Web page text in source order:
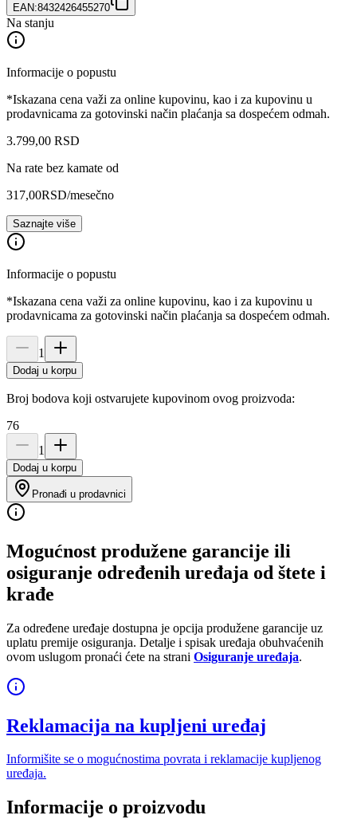
EAN:8432426455270
Na stanju
Informacije o popustu
*Iskazana cena važi za online kupovinu, kao i za kupovinu u
prodavnicama za gotovinski način plaćanja sa dospećem odmah.
3.799,00 RSD
Na rate bez kamate od
317,00RSD/mesečno
Saznajte više
Informacije o popustu
*Iskazana cena važi za online kupovinu, kao i za kupovinu u
prodavnicama za gotovinski način plaćanja sa dospećem odmah.
1
Dodaj u korpu
Broj bodova koji ostvarujete kupovinom ovog proizvoda:
76
1
Dodaj u korpu
Pronađi u prodavnici
Mogućnost produžene garancije ili
osiguranje određenih uređaja od štete i
krađe
Za određene uređaje dostupna je opcija produžene garancije uz
uplatu premije osiguranja. Detalje i spisak uređaja obuhvaćenih
ovom uslugom pronaći ćete na strani Osiguranje uređaja.
Reklamacija na kupljeni uređaj
Informišite se o mogućnostima povrata i reklamacije kupljenog
uređaja.
Informacije o proizvodu